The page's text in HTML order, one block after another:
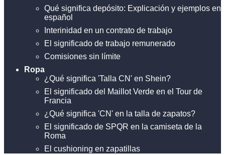
Qué significa depósito: Explicación y ejemplos en
español
Interinidad en un contrato de trabajo
El significado de trabajo remunerado
Comisiones sin límite
Ropa
¿Qué significa 'Talla CN' en Shein?
El significado del Maillot Verde en el Tour de
Francia
¿Qué significa 'CN' en la talla de zapatos?
El significado de SPQR en la camiseta de la
Roma
El cushioning en zapatillas